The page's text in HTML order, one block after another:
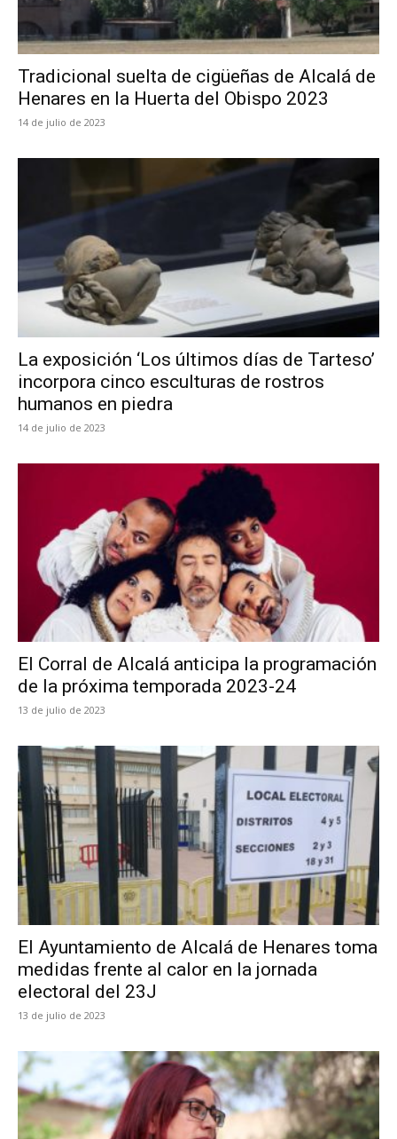
Tradicional suelta de cigüeñas de Alcalá de
Henares en la Huerta del Obispo 2023
14 de julio de 2023
La exposición ‘Los últimos días de Tarteso’
incorpora cinco esculturas de rostros
humanos en piedra
14 de julio de 2023
El Corral de Alcalá anticipa la programación
de la próxima temporada 2023-24
13 de julio de 2023
El Ayuntamiento de Alcalá de Henares toma
medidas frente al calor en la jornada
electoral del 23J
13 de julio de 2023